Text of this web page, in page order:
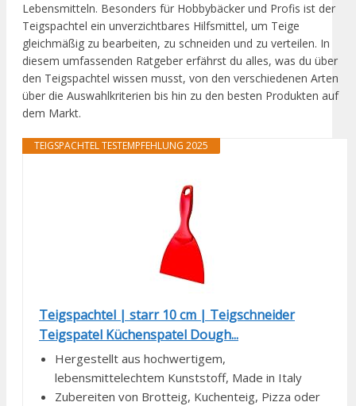
Lebensmitteln. Besonders für Hobbybäcker und Profis ist der
Teigspachtel ein unverzichtbares Hilfsmittel, um Teige
gleichmäßig zu bearbeiten, zu schneiden und zu verteilen. In
diesem umfassenden Ratgeber erfährst du alles, was du über
den Teigspachtel wissen musst, von den verschiedenen Arten
über die Auswahlkriterien bis hin zu den besten Produkten auf
dem Markt.
TEIGSPACHTEL TESTEMPFEHLUNG 2025
Teigspachtel | starr 10 cm | Teigschneider
Teigspatel Küchenspatel Dough...
Hergestellt aus hochwertigem,
lebensmittelechtem Kunststoff, Made in Italy
Zubereiten von Brotteig, Kuchenteig, Pizza oder